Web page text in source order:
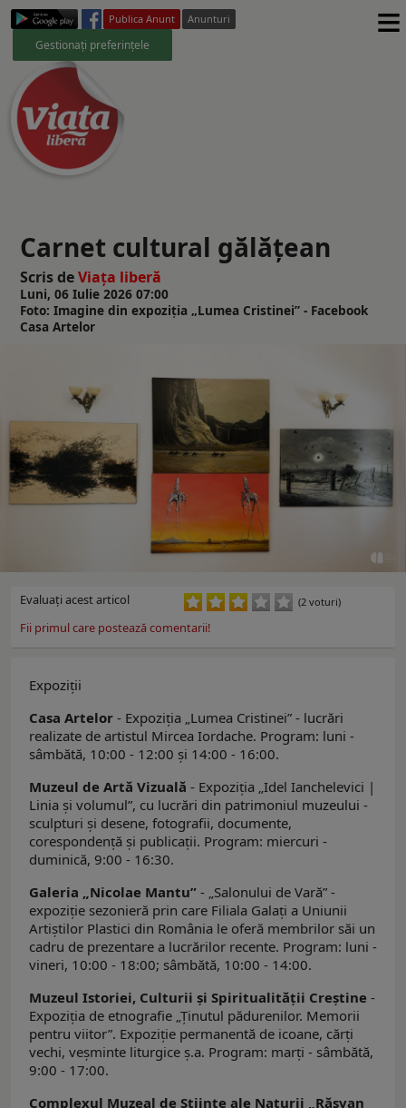
Publica Anunt Anunturi
Gestionați preferințele ≡
Carnet cultural gălăţean
Scris deViaţa liberă
Luni, 06 Iulie 2026 07:00
Foto: Imagine din expoziţia „Lumea Cristinei” - Facebook
Casa Artelor
Evaluaţi acest articol (2 voturi)
Fii primul care postează comentarii!
Expoziţii
Casa Artelor - Expoziţia „Lumea Cristinei” - lucrări
realizate de artistul Mircea Iordache. Program: luni -
sâmbătă, 10:00 - 12:00 şi 14:00 - 16:00.
Muzeul de Artă Vizuală - Expoziția „Idel Ianchelevici |
Linia și volumul”, cu lucrări din patrimoniul muzeului -
sculpturi și desene, fotografii, documente,
corespondență și publicații. Program: miercuri -
duminică, 9:00 - 16:30.
Galeria „Nicolae Mantu” - „Salonului de Vară” -
expoziție sezonieră prin care Filiala Galați a Uniunii
Artiștilor Plastici din România le oferă membrilor săi un
cadru de prezentare a lucrărilor recente. Program: luni -
vineri, 10:00 - 18:00; sâmbătă, 10:00 - 14:00.
Muzeul Istoriei, Culturii şi Spiritualităţii Creştine -
Expoziția de etnografie „Ținutul pădurenilor. Memorii
pentru viitor”. Expoziţie permanentă de icoane, cărţi
vechi, veşminte liturgice ş.a. Program: marți - sâmbătă,
9:00 - 17:00.
Complexul Muzeal de Ştiinţe ale Naturii „Răsvan